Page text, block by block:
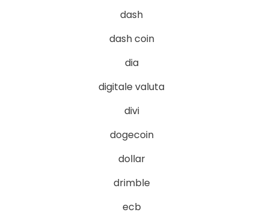
dash
dash coin
dia
digitale valuta
divi
dogecoin
dollar
drimble
ecb